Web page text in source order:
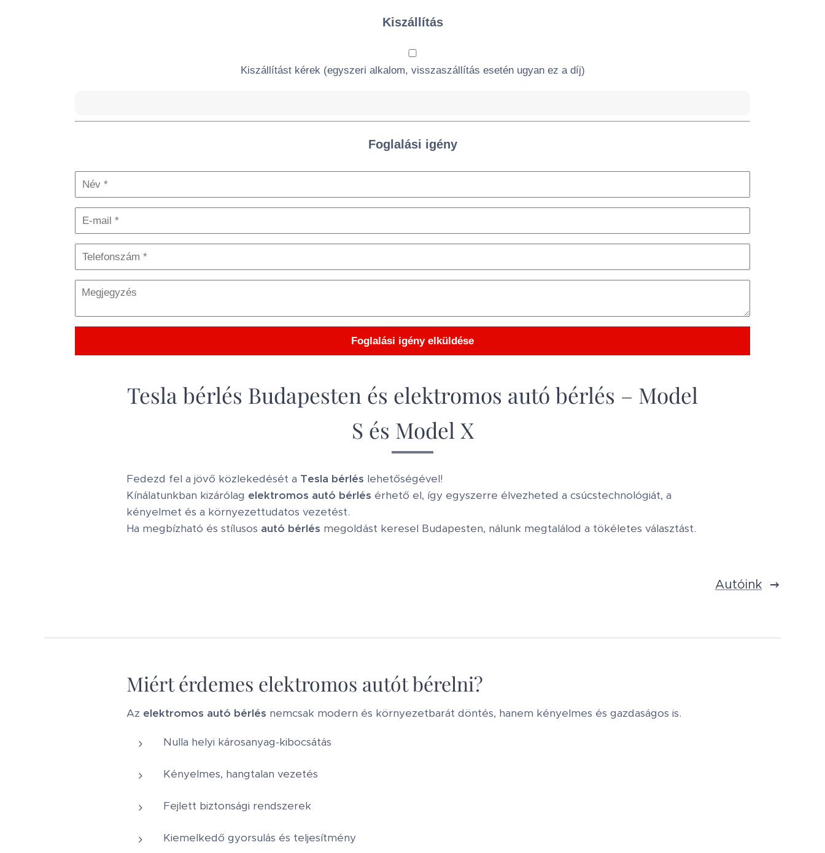
Kiszállítás
Kiszállítást kérek (egyszeri alkalom, visszaszállítás esetén ugyan ez a díj)
Foglalási igény
Foglalási igény elküldése
Tesla bérlés Budapesten és elektromos autó bérlés – Model
S és Model X
Fedezd fel a jövő közlekedését a Tesla bérlés lehetőségével!
Kínálatunkban kizárólag elektromos autó bérlés érhető el, így egyszerre élvezheted a csúcstechnológiát, a
kényelmet és a környezettudatos vezetést.
Ha megbízható és stílusos autó bérlés megoldást keresel Budapesten, nálunk megtalálod a tökéletes választást.
Autóink
Miért érdemes elektromos autót bérelni?
Az elektromos autó bérlés nemcsak modern és környezetbarát döntés, hanem kényelmes és gazdaságos is.
Nulla helyi károsanyag-kibocsátás
Kényelmes, hangtalan vezetés
Fejlett biztonsági rendszerek
Kiemelkedő gyorsulás és teljesítmény